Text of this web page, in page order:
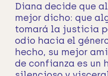
Diana decide que
mejor dicho: que
tomará la justicia
odio hacia el
hecho, su mejor
de confianza es un